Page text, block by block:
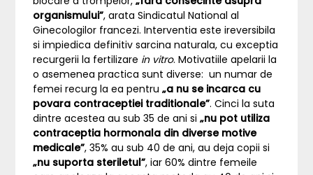
organismului”, arata Sindicatul National al
Ginecologilor francezi. Interventia este ireversibila
si impiedica definitiv sarcina naturala, cu exceptia
recurgerii la fertilizare in vitro. Motivatiile apelarii la
o asemenea practica sunt diverse: un numar de
femei recurg la ea pentru„a nu se incarca cu
povara contraceptiei traditionale”. Cinci la suta
dintre acestea au sub 35 de ani si„nu pot utiliza
contraceptia hormonala din diverse motive
medicale”, 35% au sub 40 de ani, au deja copii si
„nu suporta steriletul”, iar 60% dintre femeile